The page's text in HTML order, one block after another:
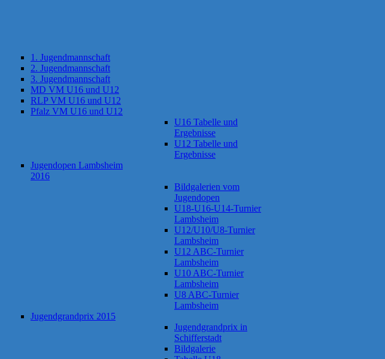
1. Jugendmannschaft
2. Jugendmannschaft
3. Jugendmannschaft
MD VM U16 und U12
RLP VM U16 und U12
Pfalz VM U16 und U12
U16 Tabelle und
Ergebnisse
U12 Tabelle und
Ergebnisse
Jugendopen Lambsheim
2016
Bildgalerien vom
Jugendopen
U18-U16-U14-Turnier
Lambsheim
U12/U10/U8-Turnier
Lambsheim
U12 ABC-Turnier
Lambsheim
U10 ABC-Turnier
Lambsheim
U8 ABC-Turnier
Lambsheim
Jugendgrandprix 2015
Jugendgrandprix in
Schifferstadt
Bildgalerie